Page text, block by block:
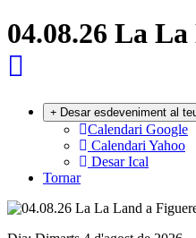
04.08.26 La
Desar esdeveniment al
Calendari Google
Calendari Yahoo
Desar Ical
Tornar